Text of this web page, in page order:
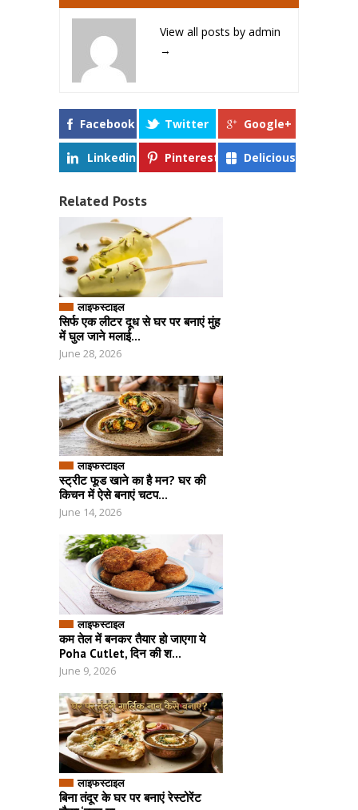
View all posts by admin
→
Facebook Twitter Google+
Linkedin Pinterest Delicious
Related Posts
लाइफस्टाइल
सिर्फ एक लीटर दूध से घर पर बनाएं मुंह
में घुल जाने मलाई...
June 28, 2026
लाइफस्टाइल
स्ट्रीट फूड खाने का है मन? घर की
किचन में ऐसे बनाएं चटप...
June 14, 2026
लाइफस्टाइल
कम तेल में बनकर तैयार हो जाएगा ये
Poha Cutlet, दिन की श...
June 9, 2026
लाइफस्टाइल
बिना तंदूर के घर पर बनाएं रेस्टोरेंट